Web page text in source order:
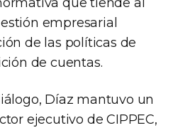
empresarial
de las políticas de
de cuentas.
Díaz mantuvo un
ejecutivo de CIPPEC,